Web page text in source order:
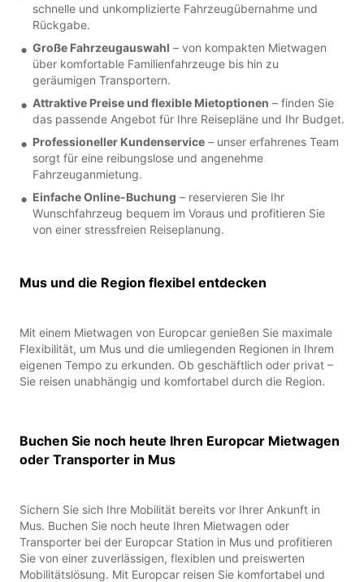
schnelle und unkomplizierte Fahrzeugübernahme und
Rückgabe.
Große Fahrzeugauswahl – von kompakten Mietwagen
über komfortable Familienfahrzeuge bis hin zu
geräumigen Transportern.
Attraktive Preise und flexible Mietoptionen – finden Sie
das passende Angebot für Ihre Reisepläne und Ihr Budget.
Professioneller Kundenservice – unser erfahrenes Team
sorgt für eine reibungslose und angenehme
Fahrzeuganmietung.
Einfache Online-Buchung – reservieren Sie Ihr
Wunschfahrzeug bequem im Voraus und profitieren Sie
von einer stressfreien Reiseplanung.
Mus und die Region flexibel entdecken
Mit einem Mietwagen von Europcar genießen Sie maximale
Flexibilität, um Mus und die umliegenden Regionen in Ihrem
eigenen Tempo zu erkunden. Ob geschäftlich oder privat –
Sie reisen unabhängig und komfortabel durch die Region.
Buchen Sie noch heute Ihren Europcar Mietwagen
oder Transporter in Mus
Sichern Sie sich Ihre Mobilität bereits vor Ihrer Ankunft in
Mus. Buchen Sie noch heute Ihren Mietwagen oder
Transporter bei der Europcar Station in Mus und profitieren
Sie von einer zuverlässigen, flexiblen und preiswerten
Mobilitätslösung. Mit Europcar reisen Sie komfortabel und